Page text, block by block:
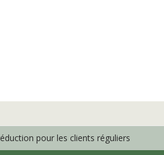
pour les clients réguliers